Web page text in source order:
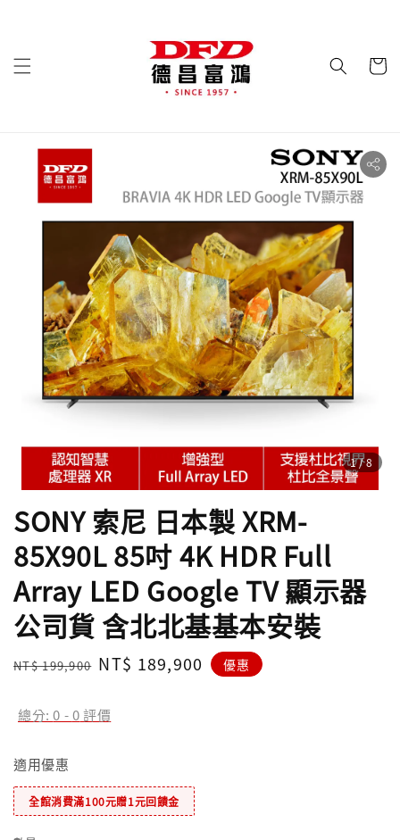
1/8
SONY 索尼 日本製 XRM-
85X90L 85吋 4K HDR Full
Array LED Google TV 顯示器
公司貨 含北北基基本安裝
Regular
NT$ 199,900 Sale
NT$ 189,900 優惠
總分:0 -0評價
適用優惠
全館消費滿100元贈1元回饋金